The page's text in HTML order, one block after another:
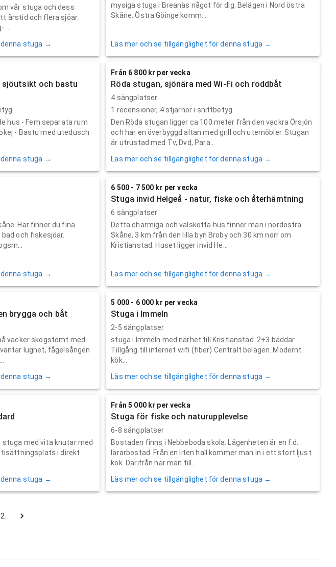
vår stuga och dess
årstid och flera sjöar.
stuga →
mysiga stuga i Breanäs något för dig. Belägen i Nord östra
Skåne. Östra Göinge komm...
Läs mer och se tillgänglighet för denna stuga →
och bastu
hus - Fem separata rum
- Bastu med utedusch
stuga →
Från 6 800 kr per vecka
Röda stugan, sjönära med Wi-Fi och roddbåt
4 sängplatser
1 recensioner, 4stjärnor i snittbetyg
Den Röda stugan ligger ca 100 meter från den vackra Örsjön
och har en överbyggd altan med grill och utemöbler. Stugan
är utrustad med Tv, Dvd, Para...
Läs mer och se tillgänglighet för denna stuga →
Här finner du fina
och fiskesjöar.
stuga →
6 500 - 7 500 kr per vecka
Stuga invid Helgeå - natur, fiske och återhämtning
6 sängplatser
Detta charmiga och välskötta hus finner man i nordöstra
Skåne, 3 km från den lilla byn Broby och 30 km norr om
Kristianstad. Huset ligger invid He...
Läs mer och se tillgänglighet för denna stuga →
brygga och båt
vacker skogstomt med
lugnet, fågelsången
stuga →
5 000 - 6 000 kr per vecka
Stuga i Immeln
2-5 sängplatser
stuga i Immeln med närhet till Kristianstad. 2+3 bäddar
Tillgång till internet wifi (fiber) Centralt belägen. Modernt
kök...
Läs mer och se tillgänglighet för denna stuga →
stuga med vita knutar med
i direkt
stuga →
Från 5 000 kr per vecka
Stuga för fiske och naturupplevelse
6-8 sängplatser
Bostaden finns i Nebbeboda skola. Lägenheten är en f.d.
lärarbostad. Från en liten hall kommer man in i ett stort ljust
kök. Därifrån har man till...
Läs mer och se tillgänglighet för denna stuga →
2